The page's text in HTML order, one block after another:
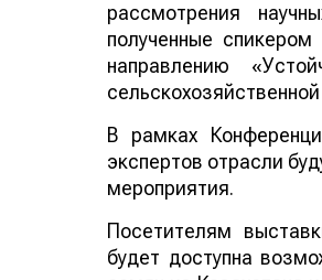
рассмотрения
полученные
направлению
В рамках
экспертов отрасли
мероприятия.
Посетителям
будет доступна